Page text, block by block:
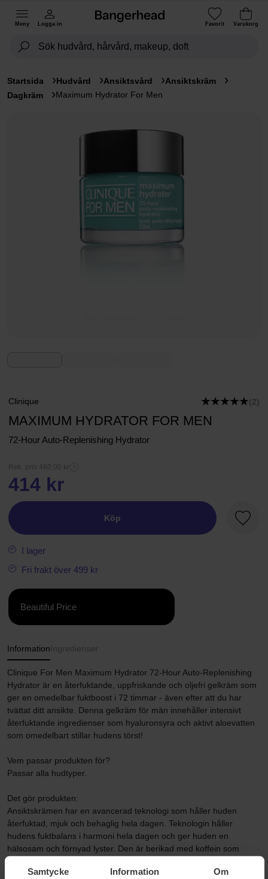
Samtycke Information Om
Meny Logga in Favorit Varukorg
Startsida Hudvård Ansiktsvård
Ansiktskräm
Dagkräm
Maximum Hydrator For Men
Clinique (2)
MAXIMUM HYDRATOR FOR MEN
72-Hour Auto-Replenishing Hydrator
Rek. pris 460,00 kr
414 kr
Köp
I lager
Fri frakt över 499 kr
Beautiful Price
Information Ingredienser
Clinique For Men Maximum Hydrator 72-Hour Auto-Replenishing
Hydrator är en återfuktande, uppfriskande och oljefri gelkräm som
ger en omedelbar fuktboost i 72 timmar - även efter att du har
tvättat ditt ansikte. Denna gelkräm för män innehåller intensivt
återfuktande ingredienser som hyaluronsyra och aktivt aloevatten
som omedelbart stillar hudens törst!
Vem passar produkten för?
Passar alla hudtyper.
Det gör produkten:
Ansiktskrämen har en avancerad teknologi som håller huden
återfuktad, mjuk och behaglig hela dagen. Teknologin håller
hudens fuktbalans i harmoni hela dagen och ger huden en
hälsosam och förnyad lyster. Den är berikad med koffein som
fuktreserverna. En dubbelt verksam återfuktande komplex som